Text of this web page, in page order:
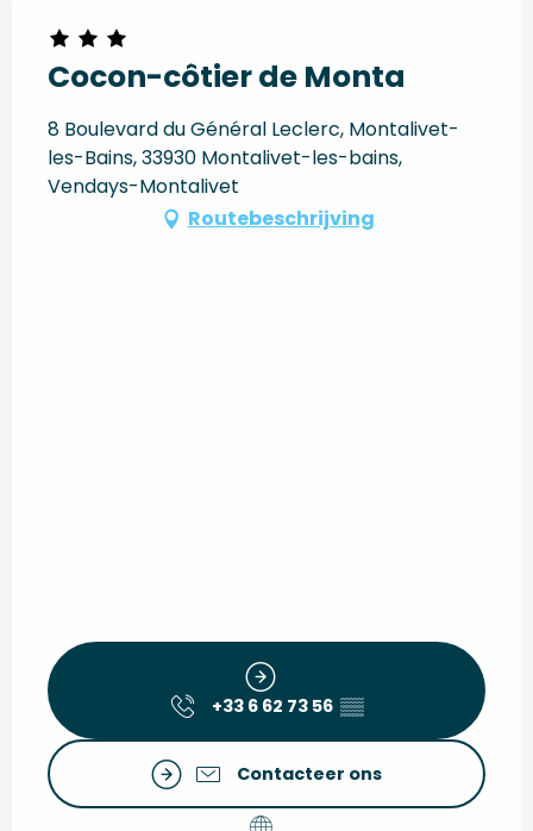
Cocon-côtier de Monta
8 Boulevard du Général Leclerc, Montalivet-
les-Bains, 33930 Montalivet-les-bains,
Vendays-Montalivet
Routebeschrijving
+33 6 62 73 56 ▒▒
Contacteer ons